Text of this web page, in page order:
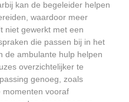
kan de begeleider helpen
waardoor meer
niet gewerkt met een
die passen bij in het
de ambulante hulp helpen
overzichtelijker te
genoeg, zoals
momenten vooraf